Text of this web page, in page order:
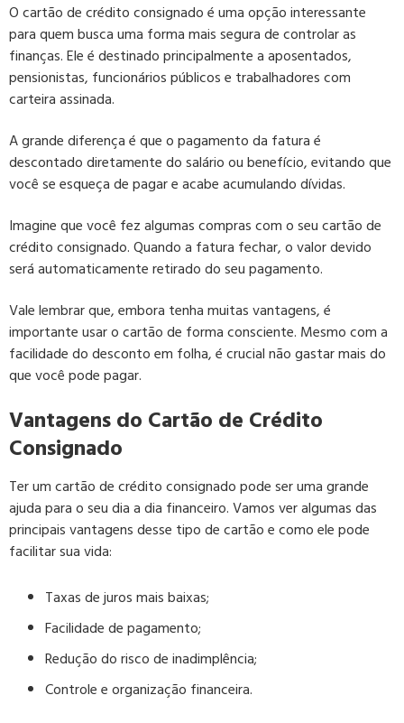
O cartão de crédito consignado é uma opção interessante
para quem busca uma forma mais segura de controlar as
finanças. Ele é destinado principalmente a aposentados,
pensionistas, funcionários públicos e trabalhadores com
carteira assinada.
A grande diferença é que o pagamento da fatura é
descontado diretamente do salário ou benefício, evitando que
você se esqueça de pagar e acabe acumulando dívidas.
Imagine que você fez algumas compras com o seu cartão de
crédito consignado. Quando a fatura fechar, o valor devido
será automaticamente retirado do seu pagamento.
Vale lembrar que, embora tenha muitas vantagens, é
importante usar o cartão de forma consciente. Mesmo com a
facilidade do desconto em folha, é crucial não gastar mais do
que você pode pagar.
Vantagens do Cartão de Crédito
Consignado
Ter um cartão de crédito consignado pode ser uma grande
ajuda para o seu dia a dia financeiro. Vamos ver algumas das
principais vantagens desse tipo de cartão e como ele pode
facilitar sua vida:
Taxas de juros mais baixas;
Facilidade de pagamento;
Redução do risco de inadimplência;
Controle e organização financeira.